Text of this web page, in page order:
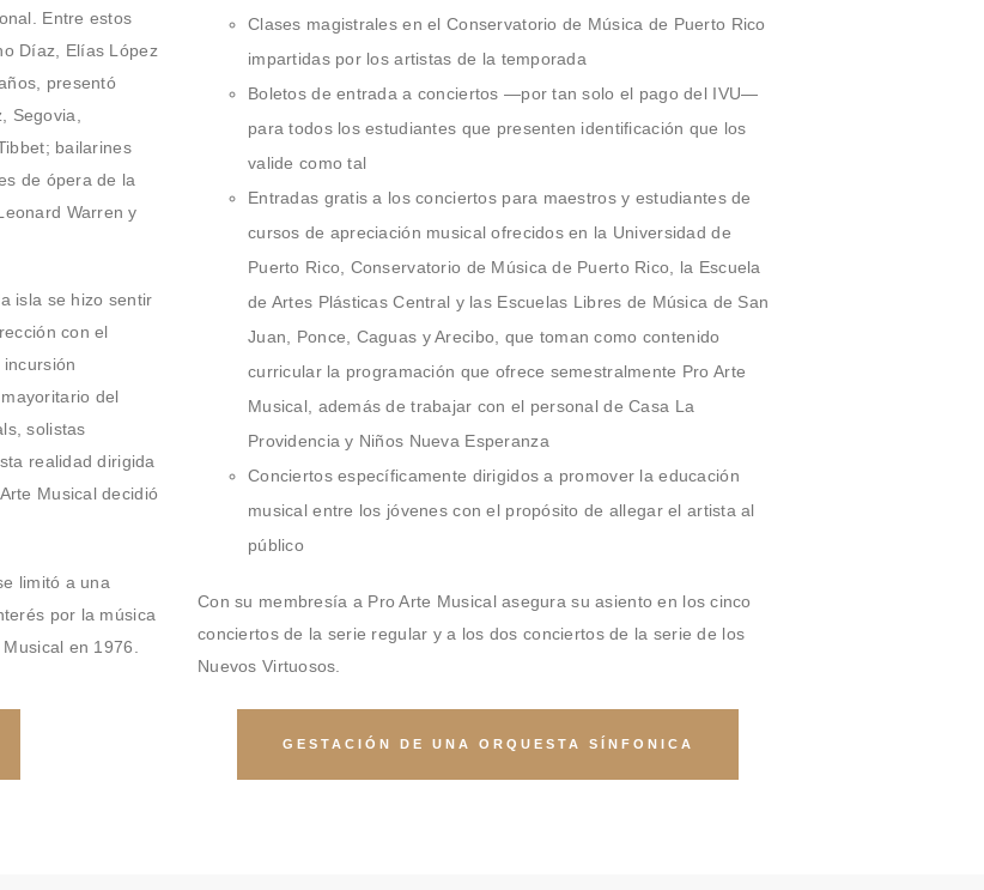
Entre estos
Díaz, Elías López
presentó
Segovia,
bailarines
de ópera de la
Warren y
isla se hizo sentir
con el
del
solistas
realidad dirigida
Musical decidió
limitó a una
por la música
en 1976.
Clases magistrales en el Conservatorio de Música de Puerto Rico
impartidas por los artistas de la temporada
Boletos de entrada a conciertos —por tan solo el pago del IVU—
para todos los estudiantes que presenten identificación que los
valide como tal
Entradas gratis a los conciertos para maestros y estudiantes de
cursos de apreciación musical ofrecidos en la Universidad de
Puerto Rico, Conservatorio de Música de Puerto Rico, la Escuela
de Artes Plásticas Central y las Escuelas Libres de Música de San
Juan, Ponce, Caguas y Arecibo, que toman como contenido
curricular la programación que ofrece semestralmente Pro Arte
Musical, además de trabajar con el personal de Casa La
Providencia y Niños Nueva Esperanza
Conciertos específicamente dirigidos a promover la educación
musical entre los jóvenes con el propósito de allegar el artista al
público
Con su membresía a Pro Arte Musical asegura su asiento en los cinco
conciertos de la serie regular y a los dos conciertos de la serie de los
Nuevos Virtuosos.
GESTACIÓN DE UNA ORQUESTA SÍNFONICA